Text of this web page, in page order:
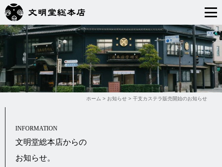
ホーム > お知らせ > 干支カステラ販売開始のお知らせ
INFORMATION
文明堂総本店からの
お知らせ。